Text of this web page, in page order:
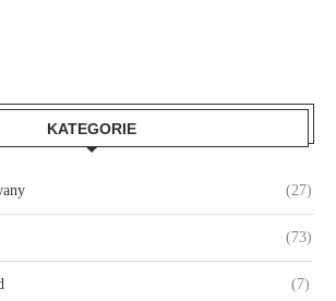
KATEGORIE
(27)
(73)
(7)